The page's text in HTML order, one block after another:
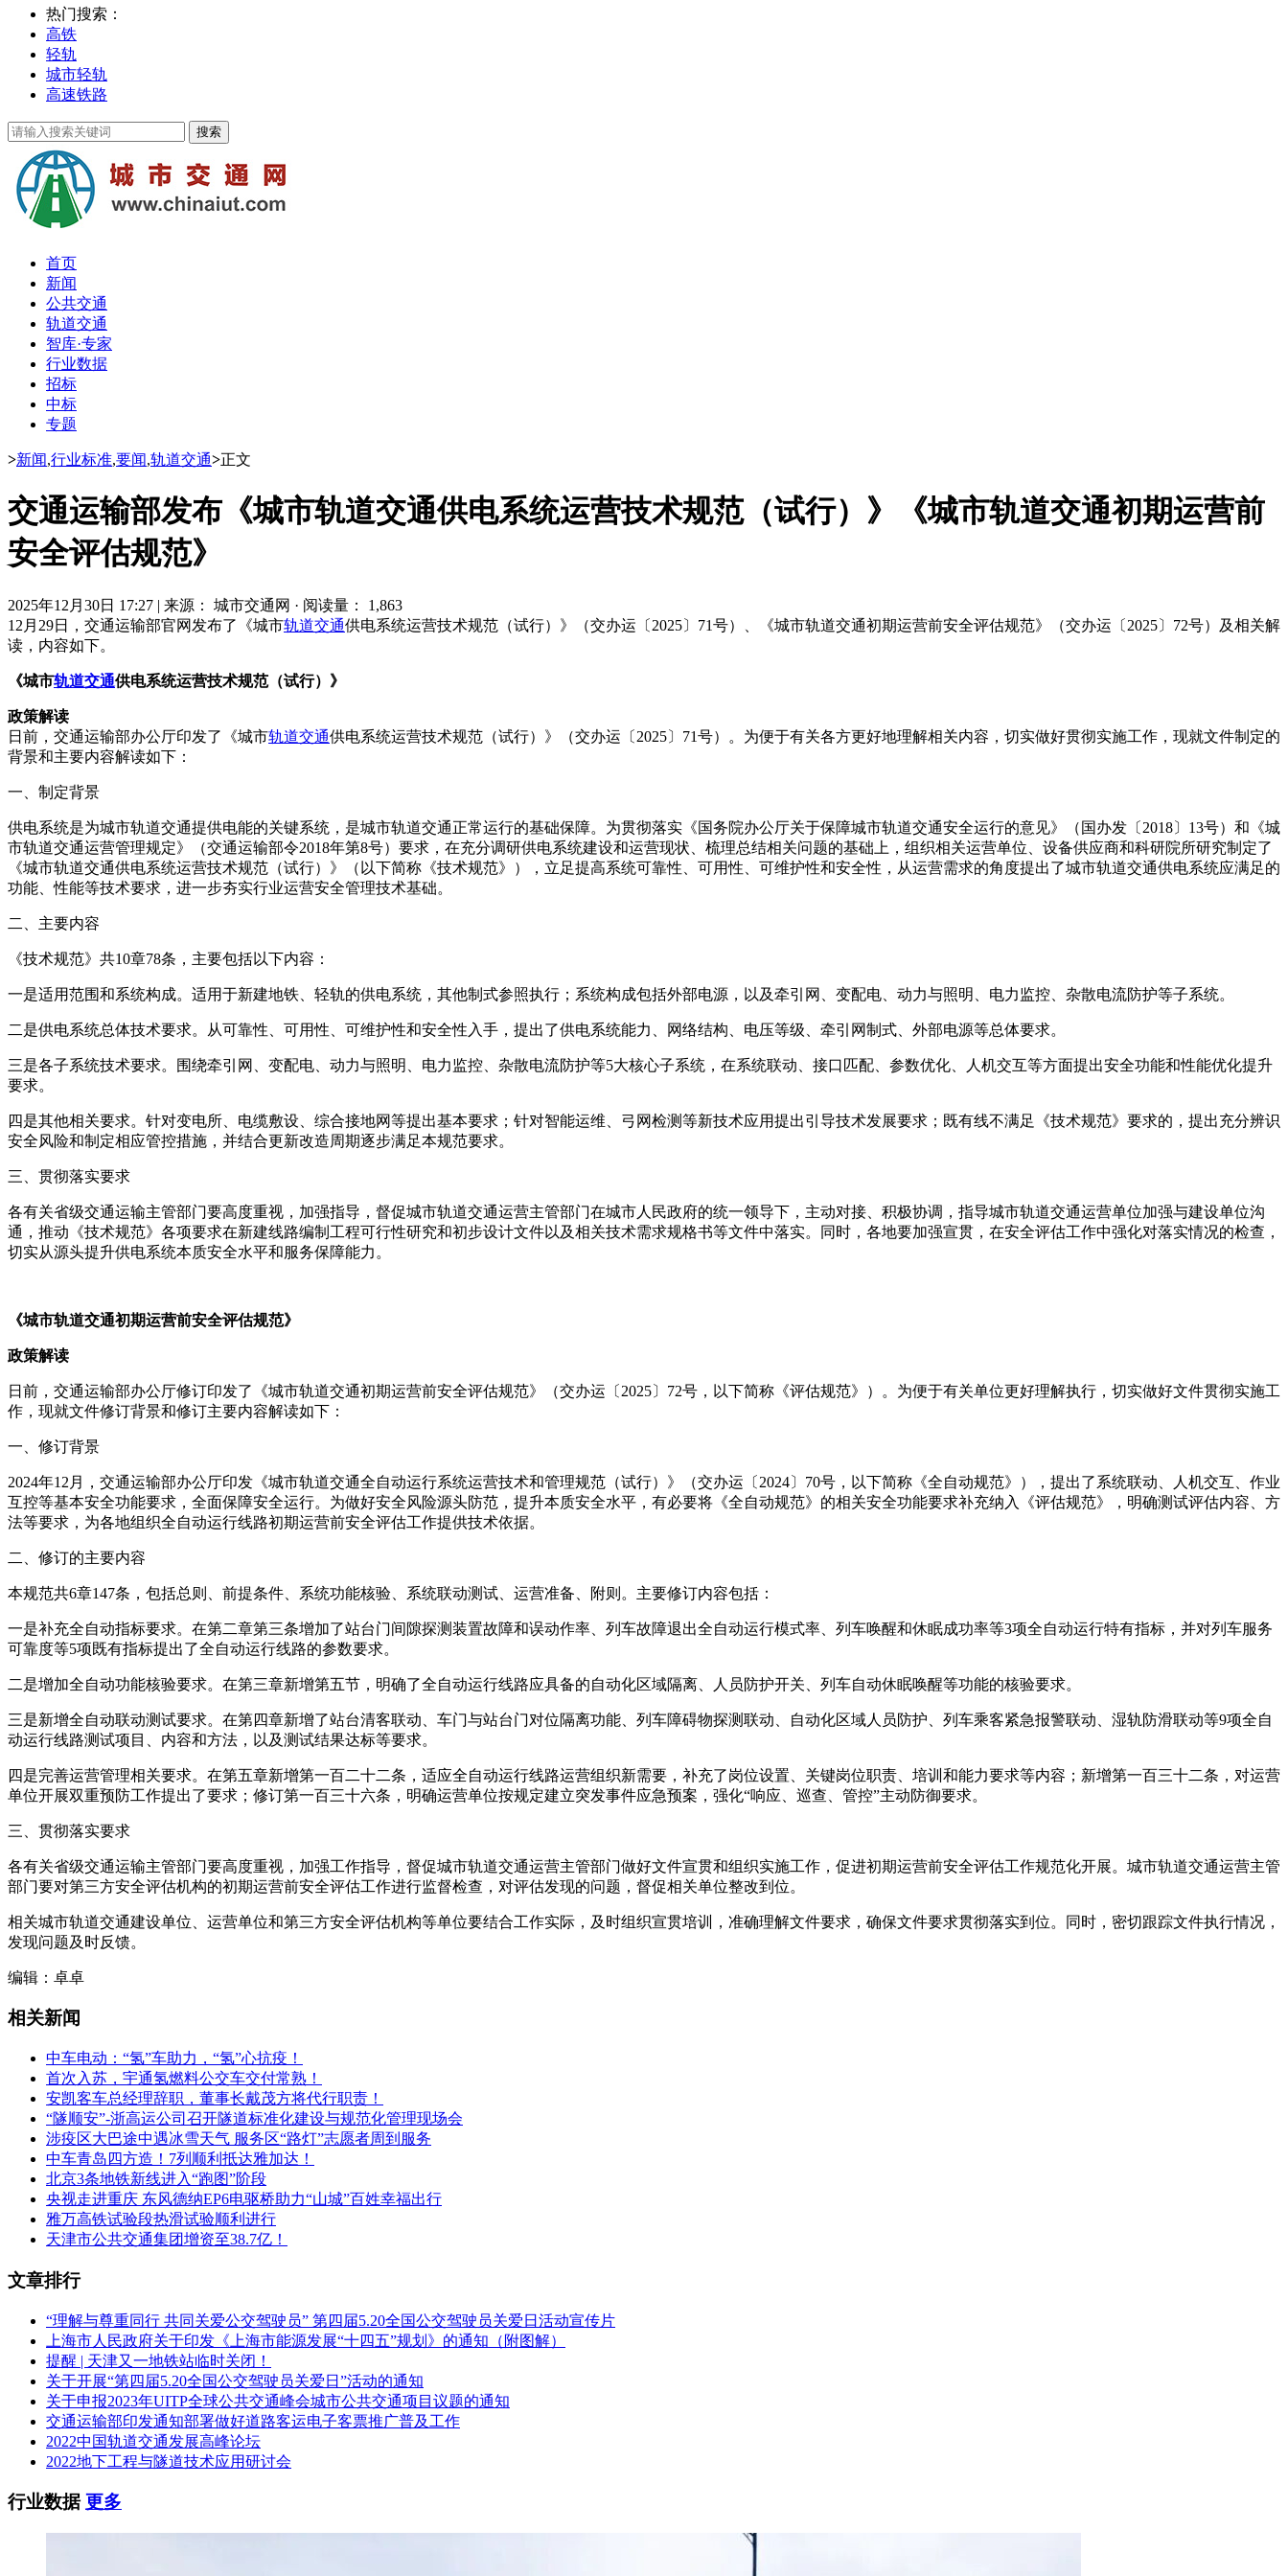
热门搜索：
高铁
轻轨
城市轻轨
高速铁路
首页
新闻
公共交通
轨道交通
智库·专家
行业数据
招标
中标
专题
>新闻,行业标准,要闻,轨道交通>正文
交通运输部发布《城市轨道交通供电系统运营技术规范（试行）》《城市轨道交通初期运营前
安全评估规范》
2025年12月30日 17:27 | 来源： 城市交通网 · 阅读量： 1,863
12月29日，交通运输部官网发布了《城市轨道交通供电系统运营技术规范（试行）》（交办运〔2025〕71号）、《城市轨道交通初期运营前安全评估规范》（交办运〔2025〕72号）及相关解
读，内容如下。
《城市轨道交通供电系统运营技术规范（试行）》
政策解读
日前，交通运输部办公厅印发了《城市轨道交通供电系统运营技术规范（试行）》（交办运〔2025〕71号）。为便于有关各方更好地理解相关内容，切实做好贯彻实施工作，现就文件制定的
背景和主要内容解读如下：
一、制定背景
供电系统是为城市轨道交通提供电能的关键系统，是城市轨道交通正常运行的基础保障。为贯彻落实《国务院办公厅关于保障城市轨道交通安全运行的意见》（国办发〔2018〕13号）和《城
市轨道交通运营管理规定》（交通运输部令2018年第8号）要求，在充分调研供电系统建设和运营现状、梳理总结相关问题的基础上，组织相关运营单位、设备供应商和科研院所研究制定了
《城市轨道交通供电系统运营技术规范（试行）》（以下简称《技术规范》），立足提高系统可靠性、可用性、可维护性和安全性，从运营需求的角度提出了城市轨道交通供电系统应满足的
功能、性能等技术要求，进一步夯实行业运营安全管理技术基础。
二、主要内容
《技术规范》共10章78条，主要包括以下内容：
一是适用范围和系统构成。适用于新建地铁、轻轨的供电系统，其他制式参照执行；系统构成包括外部电源，以及牵引网、变配电、动力与照明、电力监控、杂散电流防护等子系统。
二是供电系统总体技术要求。从可靠性、可用性、可维护性和安全性入手，提出了供电系统能力、网络结构、电压等级、牵引网制式、外部电源等总体要求。
三是各子系统技术要求。围绕牵引网、变配电、动力与照明、电力监控、杂散电流防护等5大核心子系统，在系统联动、接口匹配、参数优化、人机交互等方面提出安全功能和性能优化提升
要求。
四是其他相关要求。针对变电所、电缆敷设、综合接地网等提出基本要求；针对智能运维、 弓网检测等新技术应用提出引导技术发展要求；既有线不满足《技术规范》要求的，提出充分辨识
安全风险和制定相应管控措施，并结合更新改造周期逐步满足本规范要求。
三、贯彻落实要求
各有关省级交通运输主管部门要高度重视，加强指导，督促城市轨道交通运营主管部门在城市人民政府的统一领导下，主动对接、积极协调，指导城市轨道交通运营单位加强与建设单位沟
通，推动《技术规范》各项要求在新建线路编制工程可行性研究和初步设计文件以及相关技术需求规格书等文件中落实。同时，各地要加强宣贯，在安全评估工作中强化对落实情况的检查，
切实从源头提升供电系统本质安全水平和服务保障能力。
《城市轨道交通初期运营前安全评估规范》
政策解读
日前，交通运输部办公厅修订印发了《城市轨道交通初期运营前安全评估规范》（交办运〔2025〕72号，以下简称《评估规范》）。为便于有关单位更好理解执行，切实做好文件贯彻实施工
作，现就文件修订背景和修订主要内容解读如下：
一、修订背景
2024年12月，交通运输部办公厅印发《城市轨道交通全自动运行系统运营技术和管理规范（试行）》（交办运〔2024〕70号，以下简称《全自动规范》），提出了系统联动、人机交互、作业
互控等基本安全功能要求，全面保障安全运行。为做好安全风险源头防范，提升本质安全水平，有必要将《全自动规范》的相关安全功能要求补充纳入《评估规范》，明确测试评估内容、方
法等要求，为各地组织全自动运行线路初期运营前安全评估工作提供技术依据。
二、修订的主要内容
本规范共6章147条，包括总则、前提条件、系统功能核验、 系统联动测试 、运营准备、附则。主要修订内容包括：
一是补充全自动指标要求。在第二章第三条增加了站台门间隙探测装置故障和误动作率、列车故障退出全自动运行模式率、列车唤醒和休眠成功率等3项全自动运行特有指标，并对列车服务
可靠度等5项既有指标提出了全自动运行线路的参数要求。
二是增加全自动功能核验要求。在第三章新增第五节，明确了全自动运行线路应具备的自动化区域隔离、人员防护开关、列车自动休眠唤醒等功能的核验要求。
三是新增全自动联动测试要求。在第四章新增了站台清客联动、车门与站台门对位隔离功能、列车障碍物探测联动、自动化区域人员防护、列车乘客紧急报警联动、湿轨防滑联动等9项全自
动运行线路测试项目、内容和方法，以及测试结果达标等要求。
四是完善运营管理相关要求。在第五章新增第一百二十二条，适应全自动运行线路运营组织新需要，补充了岗位设置、关键岗位职责、培训和能力要求等内容；新增第一百三十二条，对运营
单位开展双重预防工作提出了要求；修订第一百三十六条，明确运营单位按规定建立突发事件应急预案，强化“响应、巡查、管控”主动防御要求。
三、贯彻落实要求
各有关省级交通运输主管部门要高度重视，加强工作指导，督促城市轨道交通运营主管部门做好文件宣贯和组织实施工作，促进初期运营前安全评估工作规范化开展。城市轨道交通运营主管
部门要对第三方安全评估机构的初期运营前安全评估工作进行监督检查，对评估发现的问题，督促相关单位整改到位。
相关城市轨道交通建设单位、运营单位和第三方安全评估机构等单位要结合工作实际，及时组织宣贯培训，准确理解文件要求，确保文件要求贯彻落实到位。同时，密切跟踪文件执行情况，
发现问题及时反馈。
编辑：卓卓
相关新闻
中车电动：“氢”车助力，“氢”心抗疫！
首次入苏，宇通氢燃料公交车交付常熟！
安凯客车总经理辞职，董事长戴茂方将代行职责！
“隧顺安”-浙高运公司召开隧道标准化建设与规范化管理现场会
​涉疫区大巴途中遇冰雪天气 服务区“路灯”志愿者周到服务
中车青岛四方造！7列顺利抵达雅加达！
北京3条地铁新线进入“跑图”阶段
央视走进重庆 东风德纳EP6电驱桥助力“山城”百姓幸福出行
雅万高铁试验段热滑试验顺利进行
天津市公共交通集团增资至38.7亿！
文章排行
“理解与尊重同行 共同关爱公交驾驶员” 第四届5.20全国公交驾驶员关爱日活动宣传片
上海市人民政府关于印发《上海市能源发展“十四五”规划》的通知（附图解）
提醒 | 天津又一地铁站临时关闭！
关于开展“第四届5.20全国公交驾驶员关爱日”活动的通知
关于申报2023年UITP全球公共交通峰会城市公共交通项目议题的通知
交通运输部印发通知部署做好道路客运电子客票推广普及工作
2022中国轨道交通发展高峰论坛
2022地下工程与隧道技术应用研讨会
行业数据更多